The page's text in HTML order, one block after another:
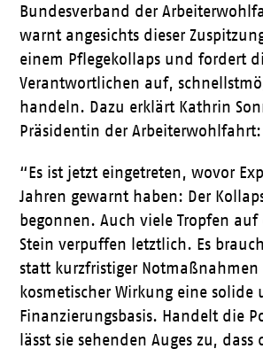
Bundesverband der
warnt angesichts dieser
einem Pflegekollaps und fordert
Verantwortlichen auf,
handeln. Dazu erklärt Kathrin
Präsidentin der Arbeiterwohlfahrt:
“Es ist jetzt eingetreten, wovor
Jahren gewarnt haben: Der
begonnen. Auch viele Tropfen
Stein verpuffen letztlich. Es
statt kurzfristiger
kosmetischer Wirkung eine
Finanzierungsbasis. Handelt die
lässt sie sehenden Auges zu,